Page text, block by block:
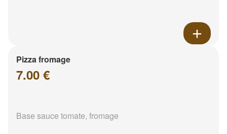
Pizza fromage
7.00 €
Base sauce tomate, fromage